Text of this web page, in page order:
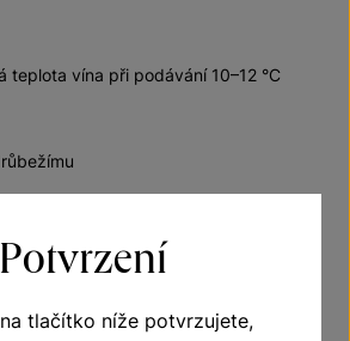
teplota vína při podávání 10–12 °C
Potvrzení
tlačítko níže potvrzujete,